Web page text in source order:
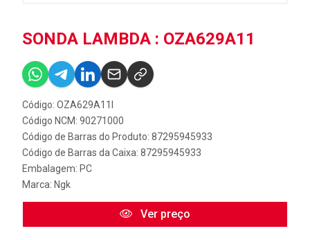
SONDA LAMBDA : OZA629A11
Código: OZA629A11I
Código NCM: 90271000
Código de Barras do Produto: 87295945933
Código de Barras da Caixa: 87295945933
Embalagem: PC
Marca: Ngk
Ver preço